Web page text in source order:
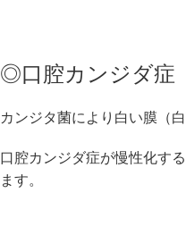
◎口腔カンジダ症
カンジタ菌により白い膜（
口腔カンジダ症が慢性化す
ます。